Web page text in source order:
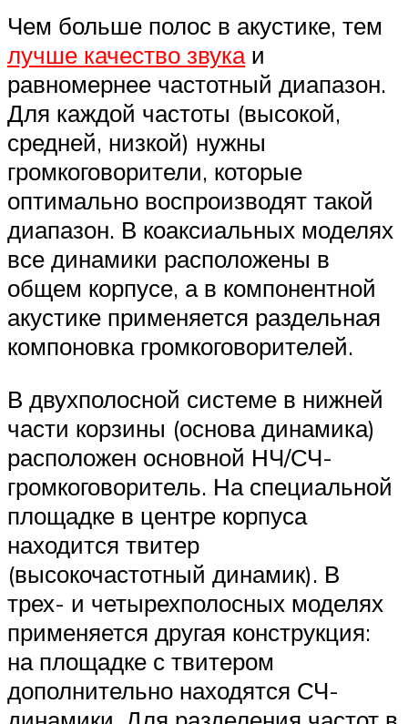
Чем больше полос в акустике, тем
лучше качество звукаи
равномернее частотный диапазон.
Для каждой частоты (высокой,
средней, низкой) нужны
громкоговорители, которые
оптимально воспроизводят такой
диапазон. В коаксиальных моделях
все динамики расположены в
общем корпусе, а в компонентной
акустике применяется раздельная
компоновка громкоговорителей.
В двухполосной системе в нижней
части корзины (основа динамика)
расположен основной НЧ/СЧ-
громкоговоритель. На специальной
площадке в центре корпуса
находится твитер
(высокочастотный динамик). В
трех- и четырехполосных моделях
применяется другая конструкция:
на площадке с твитером
дополнительно находятся СЧ-